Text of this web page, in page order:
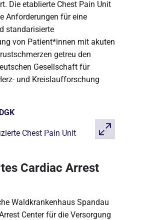
Die etablierte Chest Pain Unit
Anforderungen für eine
standarisierte
von Patient*innen mit akuten
getreu den
Gesellschaft für
und Kreislaufforschung
DGK
Cardiac Arrest
Waldkrankenhaus Spandau
Center für die Versorgung